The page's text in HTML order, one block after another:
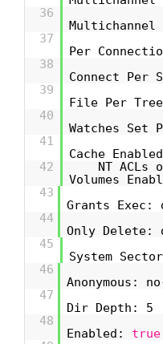
36
Multichannel
37
Per
38
Connect Per
39
File Per
40
Watches Set
41
Cache
42
NT ACLs
Volumes
43
Grants Exec:
44
Only Delete:
45
System
46
Anonymous:
47
Dir Depth: 5
48
Enabled: true